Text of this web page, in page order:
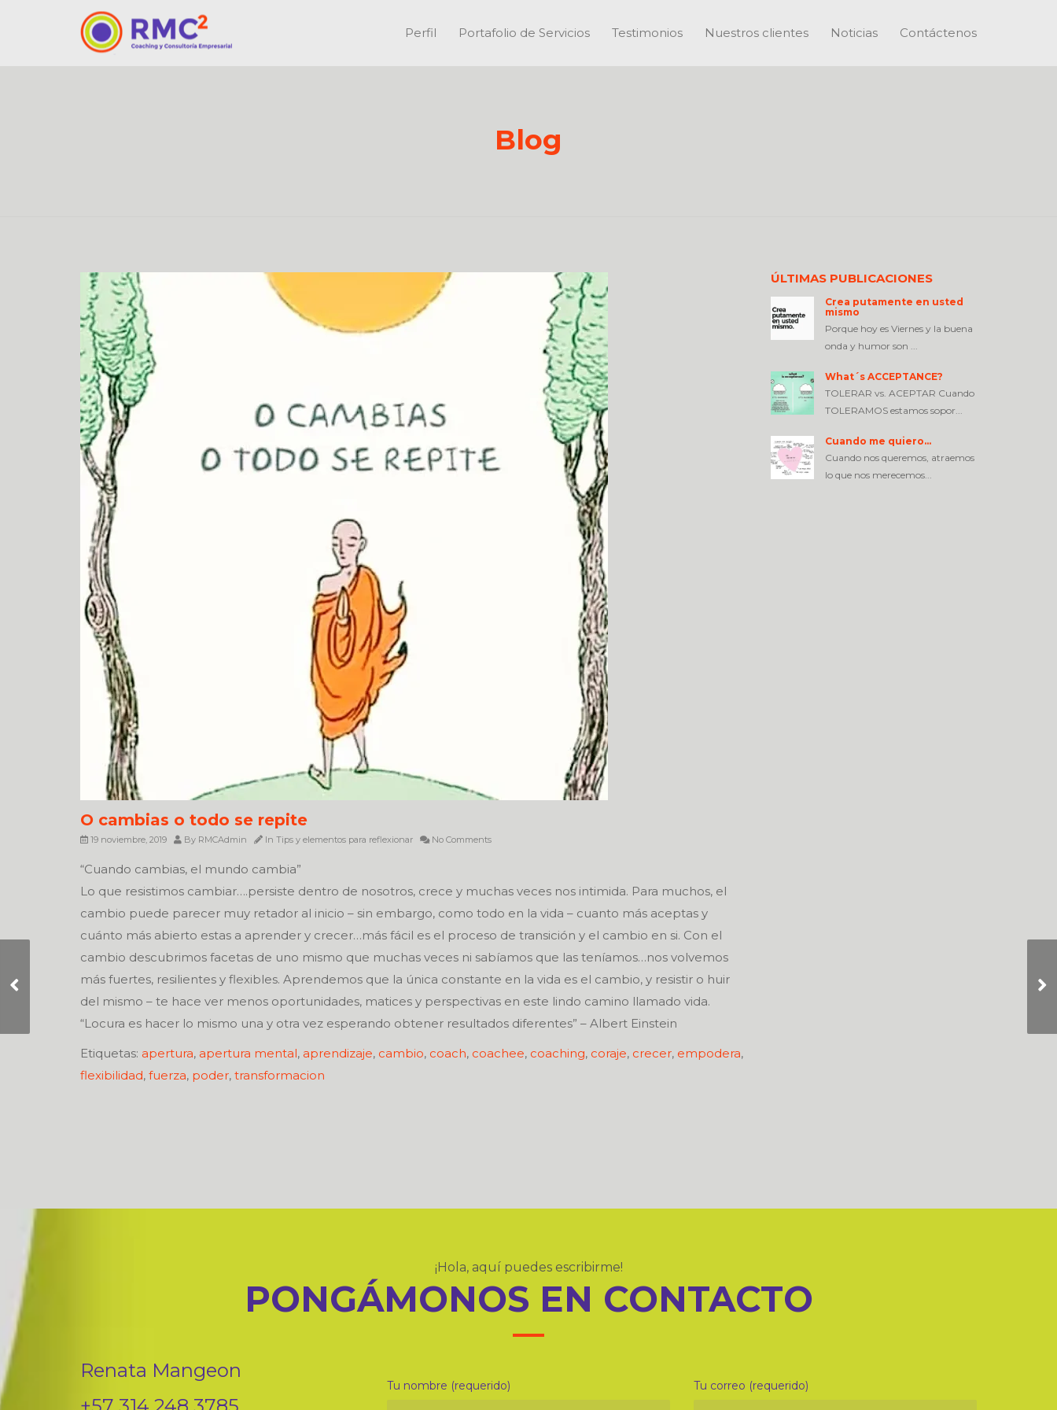
Perfil Portafolio de Servicios Testimonios Nuestros clientes Noticias Contáctenos
Blog
O cambias o todo se repite
19 noviembre, 2019 By RMCAdmin In Tips y elementos para reflexionar No Comments
“Cuando cambias, el mundo cambia”
Lo que resistimos cambiar….persiste dentro de nosotros, crece y muchas veces nos intimida. Para muchos, el
cambio puede parecer muy retador al inicio – sin embargo, como todo en la vida – cuanto más aceptas y
cuánto más abierto estas a aprender y crecer…más fácil es el proceso de transición y el cambio en si. Con el
cambio descubrimos facetas de uno mismo que muchas veces ni sabíamos que las teníamos…nos volvemos
más fuertes, resilientes y flexibles. Aprendemos que la única constante en la vida es el cambio, y resistir o huir
del mismo – te hace ver menos oportunidades, matices y perspectivas en este lindo camino llamado vida.
“Locura es hacer lo mismo una y otra vez esperando obtener resultados diferentes” – Albert Einstein
Etiquetas: apertura, apertura mental, aprendizaje, cambio, coach, coachee, coaching, coraje, crecer, empodera,
flexibilidad, fuerza, poder, transformacion
ÚLTIMAS PUBLICACIONES
Crea putamente en usted
mismo
Porque hoy es Viernes y la buena
onda y humor son ...
What´s ACCEPTANCE?
TOLERAR vs. ACEPTAR Cuando
TOLERAMOS estamos sopor...
Cuando me quiero…
Cuando nos queremos, atraemos
lo que nos merecemos...
quien eres, no tienes
nada que demostrar
¡Hola, aquí puedes escribirme!
PONGÁMONOS EN CONTACTO
Renata Mangeon
Tu nombre (requerido) Tu correo (requerido)